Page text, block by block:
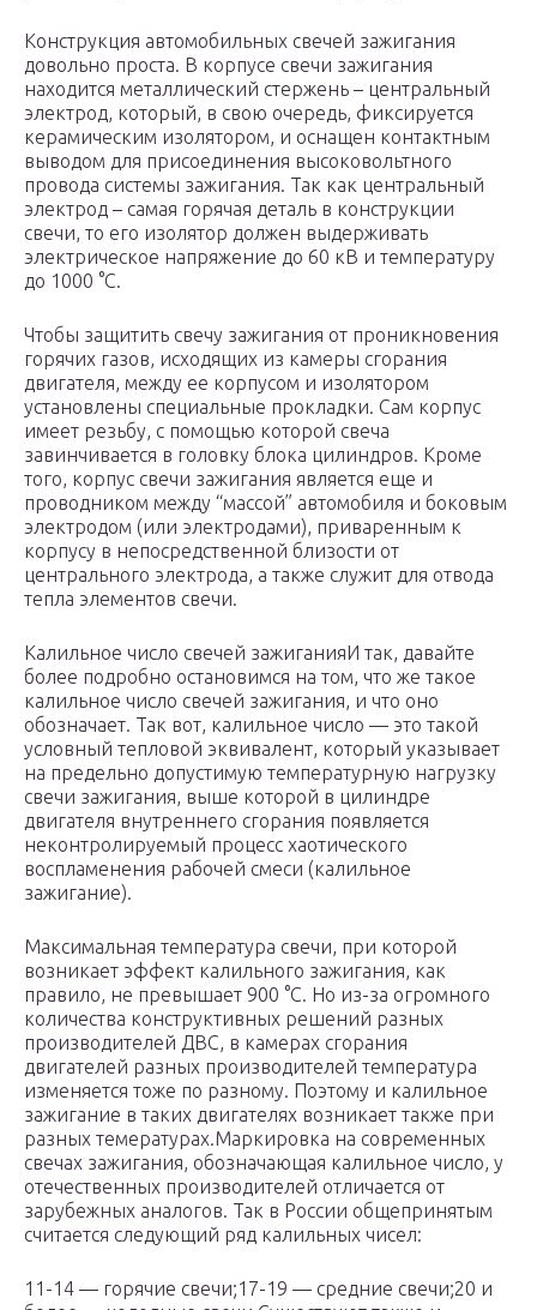
Конструкция автомобильных свечей зажигания
довольно проста. В корпусе свечи зажигания
находится металлический стержень – центральный
электрод, который, в свою очередь, фиксируется
керамическим изолятором, и оснащен контактным
выводом для присоединения высоковольтного
провода системы зажигания. Так как центральный
электрод – самая горячая деталь в конструкции
свечи, то его изолятор должен выдерживать
электрическое напряжение до 60 кВ и температуру
до 1000 °С.
Чтобы защитить свечу зажигания от проникновения
горячих газов, исходящих из камеры сгорания
двигателя, между ее корпусом и изолятором
установлены специальные прокладки. Сам корпус
имеет резьбу, с помощью которой свеча
завинчивается в головку блока цилиндров. Кроме
того, корпус свечи зажигания является еще и
проводником между “массой” автомобиля и боковым
электродом (или электродами), приваренным к
корпусу в непосредственной близости от
центрального электрода, а также служит для отвода
тепла элементов свечи.
Калильное число свечей зажиганияИ так, давайте
более подробно остановимся на том, что же такое
калильное число свечей зажигания, и что оно
обозначает. Так вот, калильное число — это такой
условный тепловой эквивалент, который указывает
на предельно допустимую температурную нагрузку
свечи зажигания, выше которой в цилиндре
двигателя внутреннего сгорания появляется
неконтролируемый процесс хаотического
воспламенения рабочей смеси (калильное
зажигание).
Максимальная температура свечи, при которой
возникает эффект калильного зажигания, как
правило, не превышает 900 °С. Но из-за огромного
количества конструктивных решений разных
производителей ДВС, в камерах сгорания
двигателей разных производителей температура
изменяется тоже по разному. Поэтому и калильное
зажигание в таких двигателях возникает также при
разных темературах.Маркировка на современных
свечах зажигания, обозначающая калильное число, у
отечественных производителей отличается от
зарубежных аналогов. Так в России общепринятым
считается следующий ряд калильных чисел:
11-14 — горячие свечи;17-19 — средние свечи;20 и